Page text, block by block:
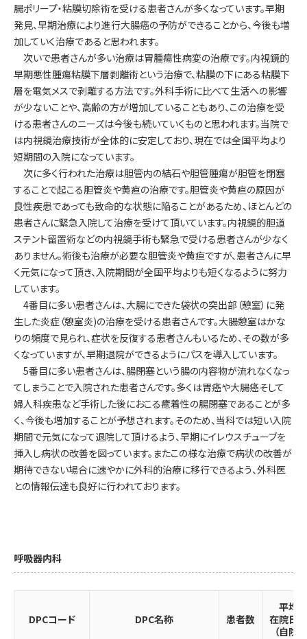
腸ポリープ・粘膜切除術を受ける患者さんが多くなっています。早期
発見、早期治療により進行大腸癌の予防ができることから、今後も増
加していく治療であると思われます。
次いで患者さんが多い治療は胃腫瘍性病変の治療です。内視鏡的
早期悪性腫瘍粘膜下層剥離術という治療で、粘膜の下にある粘膜下
層を電気メスで剥離する方法です。外科手術に比べて生活への影響
が少ないことや、高齢の方が増加していることもあり、この治療を受
ける患者さんのニーズは今後も続いていくものと思われます。当院で
は内視鏡治療技術が全体的に安定しており、現在では全国平均より
短期間の入院になっています。
次に多く行われた治療は胆管内の結石や胆管腫瘍が胆管を閉塞
することで起こる胆管炎や黄疸の治療です。胆管炎や黄疸の原因が
良性疾患であっても致命的な状態に陥ることがあるため、ほとんどの
患者さんに緊急入院して治療を受けて頂いています。内視鏡的胆道
ステント留置術などの内視鏡手術も緊急で受ける患者さんが少なく
ありません。術後も治療が必要な胆管炎や黄疸ですが、患者さんに早
く元気になって頂き、入院期間が全国平均よりも短くなるように努力
しています。
4番目に多い患者さんは、大腸にできた袋状の突出部（憩室）に発
生した炎症（憩室炎)の治療を受ける患者さんです。大腸憩室はかな
りの頻度で見られ、症状を反復する患者さんもいるため、その数が多
くなっていますが、早期退院ができるようにパスを導入しています。
5番目に多い患者さんは、腸閉塞という腸の内容物が流れなくなっ
てしまうことで入院された患者さんです。多くは胃癌や大腸癌そして
婦人科疾患など手術した後におこる癒着性の腸閉塞であることが多
く、今後も増加することが予想されます。そのため、当科では短い入院
期間で元気になって退院して頂けるよう、早期にイレウスチューブを
挿入し病状の改善を図っています。またこの様な治療で病状の改善が
期待できない場合に速やかに外科的治療に移行できるよう、外科医
との情報伝達も良好に行われております。
呼吸器内科
DPCコード DPC名称 患者数
平均
在院日数
（自院）